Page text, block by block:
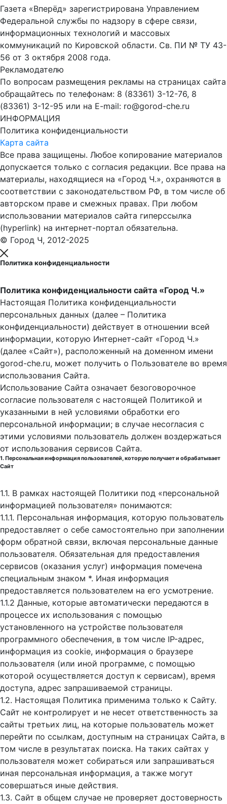
Газета «Вперёд» зарегистрирована Управлением
Федеральной службы по надзору в сфере связи,
информационных технологий и массовых
коммуникаций по Кировской области. Св. ПИ № ТУ 43-
56 от 3 октября 2008 года.
Рекламодателю
По вопросам размещения рекламы на страницах сайта
обращайтесь по телефонам: 8 (83361) 3-12-76, 8
(83361) 3-12-95 или на E-mail: ro@gorod-che.ru
ИНФОРМАЦИЯ
Политика конфиденциальности
Карта сайта
Все права защищены. Любое копирование материалов
допускается только с согласия редакции. Все права на
материалы, находящиеся на «Город Ч.», охраняются в
соответствии с законодательством РФ, в том числе об
авторском праве и смежных правах. При любом
использовании материалов сайта гиперссылка
(hyperlink) на интернет-портал обязательна.
© Город Ч, 2012-2025
Политика конфиденциальности
Политика конфиденциальности сайта «Город Ч.»
Настоящая Политика конфиденциальности
персональных данных (далее – Политика
конфиденциальности) действует в отношении всей
информации, которую Интернет-сайт «Город Ч.»
(далее «Сайт»), расположенный на доменном имени
gorod-che.ru, может получить о Пользователе во время
использования Cайта.
Использование Сайта означает безоговорочное
согласие пользователя с настоящей Политикой и
указанными в ней условиями обработки его
персональной информации; в случае несогласия с
этими условиями пользователь должен воздержаться
от использования сервисов Сайта.
1. Персональная информация пользователей, которую получает и обрабатывает
Сайт
1.1. В рамках настоящей Политики под «персональной
информацией пользователя» понимаются:
1.1.1. Персональная информация, которую пользователь
предоставляет о себе самостоятельно при заполнении
форм обратной связи, включая персональные данные
пользователя. Обязательная для предоставления
сервисов (оказания услуг) информация помечена
специальным знаком *. Иная информация
предоставляется пользователем на его усмотрение.
1.1.2 Данные, которые автоматически передаются в
процессе их использования с помощью
установленного на устройстве пользователя
программного обеспечения, в том числе IP-адрес,
информация из cookie, информация о браузере
пользователя (или иной программе, с помощью
которой осуществляется доступ к cервисам), время
доступа, адрес запрашиваемой страницы.
1.2. Настоящая Политика применима только к Сайту.
Сайт не контролирует и не несет ответственность за
сайты третьих лиц, на которые пользователь может
перейти по ссылкам, доступным на страницах Сайта, в
том числе в результатах поиска. На таких сайтах у
пользователя может собираться или запрашиваться
иная персональная информация, а также могут
совершаться иные действия.
1.3. Сайт в общем случае не проверяет достоверность